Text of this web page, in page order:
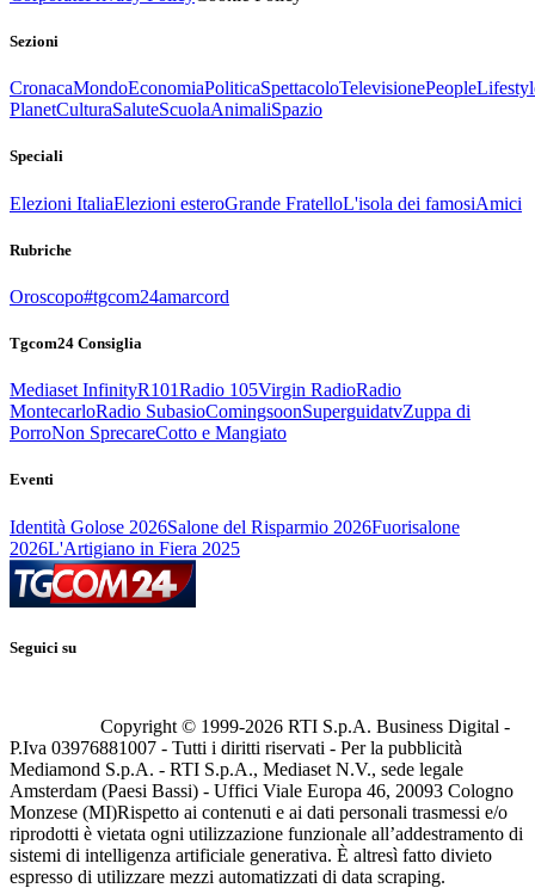
Sezioni
CronacaMondoEconomiaPoliticaSpettacoloTelevisionePeople
PlanetCulturaSaluteScuolaAnimaliSpazio
Speciali
Elezioni ItaliaElezioni esteroGrande FratelloL'isola dei famosiAmici
Rubriche
Oroscopo#tgcom24amarcord
Tgcom24 Consiglia
Mediaset InfinityR101Radio 105Virgin RadioRadio
MontecarloRadio SubasioComingsoonSuperguidatvZuppa di
PorroNon SprecareCotto e Mangiato
Eventi
Identità Golose 2026Salone del Risparmio 2026Fuorisalone
2026L'Artigiano in Fiera 2025
Seguici su
Copyright © 1999-2026 RTI S.p.A. Business Digital -
P.Iva 03976881007 - Tutti i diritti riservati - Per la pubblicità
Mediamond S.p.A. - RTI S.p.A., Mediaset N.V., sede legale
Amsterdam (Paesi Bassi) - Uffici Viale Europa 46, 20093 Cologno
Monzese (MI)Rispetto ai contenuti e ai dati personali trasmessi e/o
riprodotti è vietata ogni utilizzazione funzionale all’addestramento di
sistemi di intelligenza artificiale generativa. È altresì fatto divieto
espresso di utilizzare mezzi automatizzati di data scraping.